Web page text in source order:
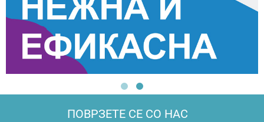
ПОВРЗЕТЕ СЕ СО НАС